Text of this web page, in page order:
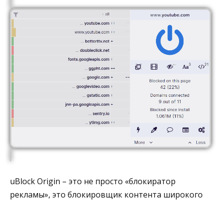
uBlock Origin – это не просто «блокиратор
рекламы», это блокировщик контента широкого